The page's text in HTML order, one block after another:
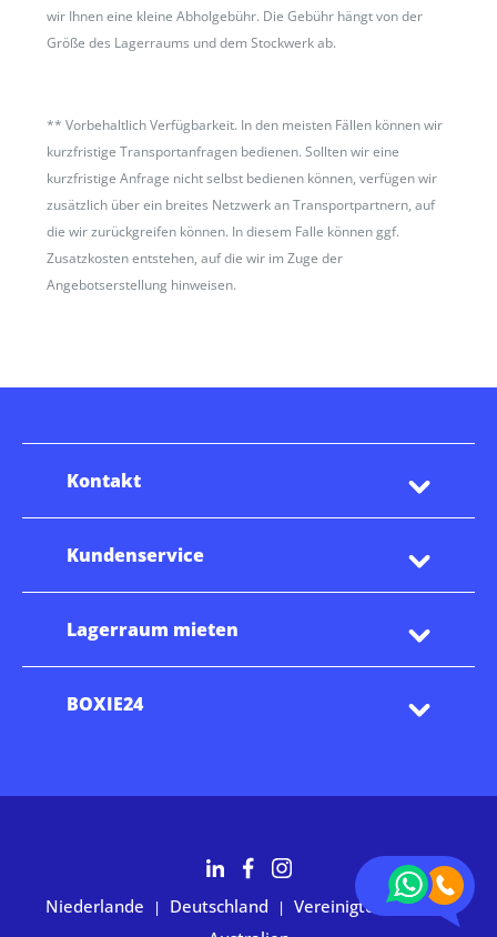
wir Ihnen eine kleine Abholgebühr. Die Gebühr hängt von der
Größe des Lagerraums und dem Stockwerk ab.
**Vorbehaltlich Verfügbarkeit. In den meisten Fällen können wir
kurzfristige Transportanfragen bedienen. Sollten wir eine
kurzfristige Anfrage nicht selbst bedienen können, verfügen wir
zusätzlich über ein breites Netzwerk an Transportpartnern, auf
die wir zurückgreifen können. In diesem Falle können ggf.
Zusatzkosten entstehen, auf die wir im Zuge der
Angebotserstellung hinweisen.
Kontakt
Kundenservice
Lagerraum mieten
BOXIE24
Niederlande | Deutschland | Vereinigte Staaten |